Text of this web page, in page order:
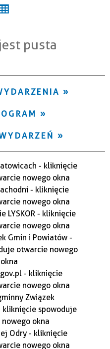
pusta